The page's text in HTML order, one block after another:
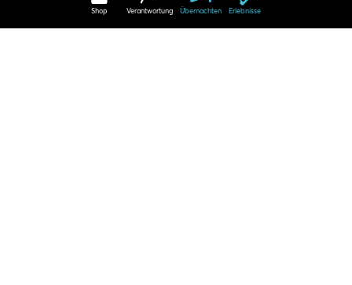
Shop Verantwortung Übernachten Erlebnisse